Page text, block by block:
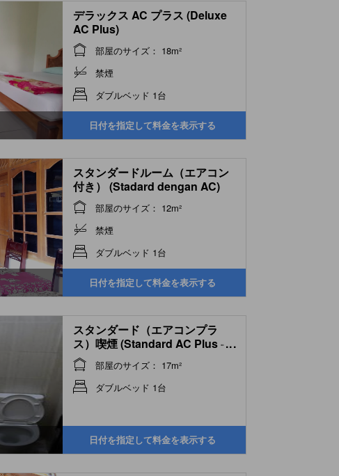
デラックス AC プラス (Deluxe
AC Plus)
部屋のサイズ： 18m²
禁煙
ダブルベッド 1台
日付を指定して料金を表示する
スタンダードルーム（エアコン
付き） (Stadard dengan AC)
部屋のサイズ： 12m²
禁煙
ダブルベッド 1台
日付を指定して料金を表示する
スタンダード（エアコンプラ
ス）喫煙 (Standard AC Plus -
Smoking)
...
部屋のサイズ： 17m²
ダブルベッド 1台
日付を指定して料金を表示する